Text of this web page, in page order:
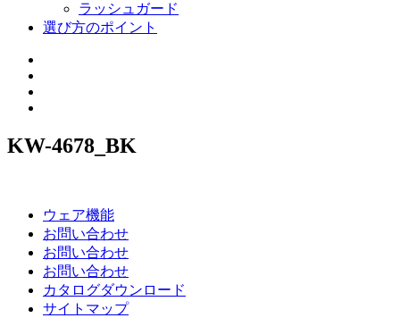
ラッシュガード
選び方のポイント
KW-4678_BK
ウェア機能
お問い合わせ
お問い合わせ
お問い合わせ
カタログダウンロード
サイトマップ